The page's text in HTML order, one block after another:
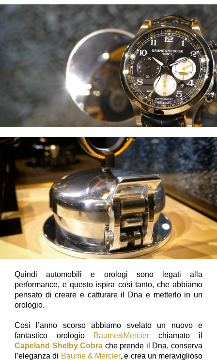
Quindi automobili e orologi sono legati alla
performance, e questo ispira così tanto, che abbiamo
pensato di creare e catturare il Dna e metterlo in un
orologio.
Così l’anno scorso abbiamo svelato un nuovo e
fantastico orologio
Baume&Mercier chiamato il
Capeland Shelby Cobra che prende il Dna, conserva
l’eleganza di Baume & Mercier, e crea un meraviglioso